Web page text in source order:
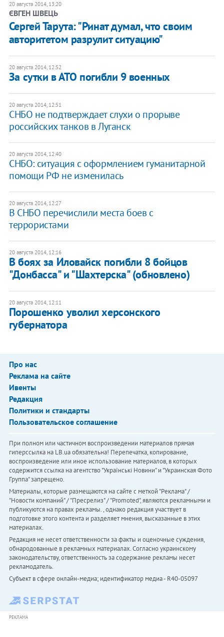
20 августа 2014, 13:20
ЄВГЕН ШВЕЦЬ
​Сергей Тарута: "Ринат думал, что своим
авторитетом разрулит ситуацию"
20 августа 2014, 12:52
За сутки в АТО погибли 9 военных
20 августа 2014, 12:51
СНБО не подтверждает слухи о прорыве
российских танков в Луганск
20 августа 2014, 12:40
СНБО: ситуация с оформлением гуманитарной
помощи РФ не изменилась
20 августа 2014, 12:27
В СНБО перечислили места боев с
террористами
20 августа 2014, 12:16
В боях за Иловайск погибли 8 бойцов
"Донбасса" и "Шахтерска" (обновлено)
20 августа 2014, 12:11
Порошенко уволил херсонского
губернатора
Про нас
Реклама на сайте
Ивенты
Редакция
Политики и стандарты
Пользовательское соглашение
При полном или частичном воспроизведении материалов прямая
гиперссылка на LB.ua обязательна! Перепечатка, копирование,
воспроизведение или иное использование материалов, в которых
содержится ссылка на агентство "Українськi Новини" и "Украинская Фото
Группа" запрещено.
Материалы, которые размещаются на сайте с меткой "Реклама" /
"Новости компаний" / "Пресрелиз" / "Promoted", являются рекламными и
публикуются на правах рекламы. , однако редакция участвует в
подготовке этого контента и разделяет мнения, высказанные в этих
материалах.
Редакция не несет ответственности за факты и оценочные суждения,
обнародованные в рекламных материалах. Согласно украинскому
законодательству, ответственность за содержание рекламы несет
рекламодатель.
Субъект в сфере онлайн-медиа; идентификатор медиа - R40-05097
РЕКЛАМА